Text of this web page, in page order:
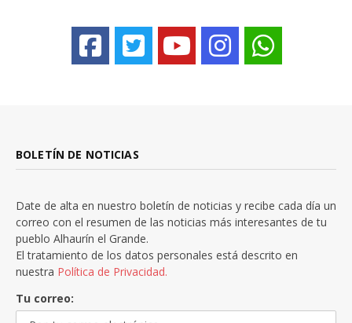
BOLETÍN DE NOTICIAS
Date de alta en nuestro boletín de noticias y recibe cada día un
correo con el resumen de las noticias más interesantes de tu
pueblo Alhaurín el Grande.
El tratamiento de los datos personales está descrito en
nuestra Política de Privacidad.
Tu correo: